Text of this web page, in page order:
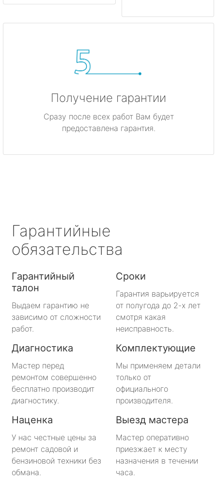
Получение гарантии
Сразу после всех работ Вам будет
предоставлена гарантия.
Гарантийные
обязательства
Гарантийный
талон
Выдаем гарантию не
зависимо от сложности
работ.
Сроки
Гарантия варьируется
от полугода до 2-х лет
смотря какая
неисправность.
Диагностика
Мастер перед
ремонтом совершенно
бесплатно производит
диагностику.
Комплектующие
Мы применяем детали
только от
официального
производителя.
Наценка
У нас честные цены за
ремонт садовой и
бензиновой техники без
обмана.
Выезд мастера
Мастер оперативно
приезжает к месту
назначения в течении
часа.